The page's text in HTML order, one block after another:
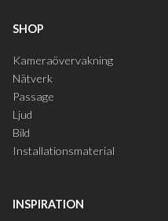
SHOP
Kameraövervakning
Nätverk
Passage
Ljud
Bild
Installationsmaterial
INSPIRATION